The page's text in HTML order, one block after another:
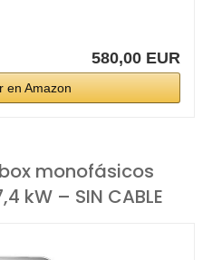
580,00 EUR
en Amazon
monofásicos
kW – SIN CABLE